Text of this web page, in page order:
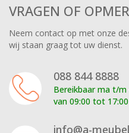
VRAGEN OF
Neem contact op met onze
wij staan graag tot uw dienst.
088 844 8888
Bereikbaar ma t/m
van 09:00 tot 17:00
info@a-